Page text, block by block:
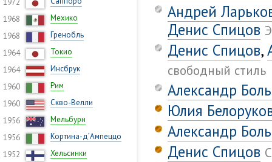
1972
1968
Мехико
1968
Гренобль
1964
Токио
1964
Инсбрук
1960
Рим
1960
Скво-Велли
1956
Мельбурн
1956
Кортина-д’Ампеццо
1952
Хельсинки
Андрей
Денис Спицов
Денис Спицов,
свободный стиль
Александр
Юлия
Александр
Денис Спицов